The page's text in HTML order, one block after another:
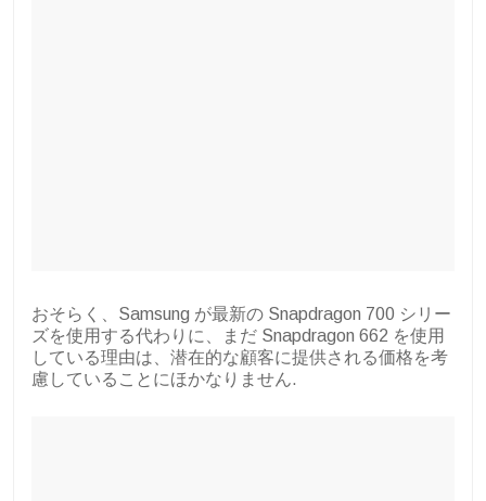
おそらく、Samsung が最新の Snapdragon 700 シリー
ズを使用する代わりに、まだ Snapdragon 662 を使用
している理由は、潜在的な顧客に提供される価格を考
慮していることにほかなりません.